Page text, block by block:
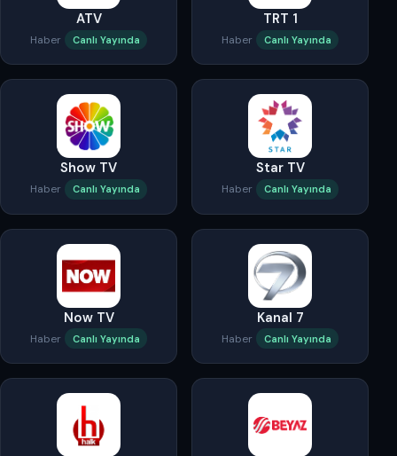
ATV
Haber Canlı Yayında
TRT 1
Haber Canlı Yayında
Show TV
Haber Canlı Yayında
Star TV
Haber Canlı Yayında
Now TV
Haber Canlı Yayında
Kanal 7
Haber Canlı Yayında